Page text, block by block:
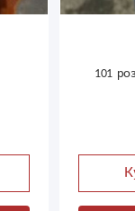
101